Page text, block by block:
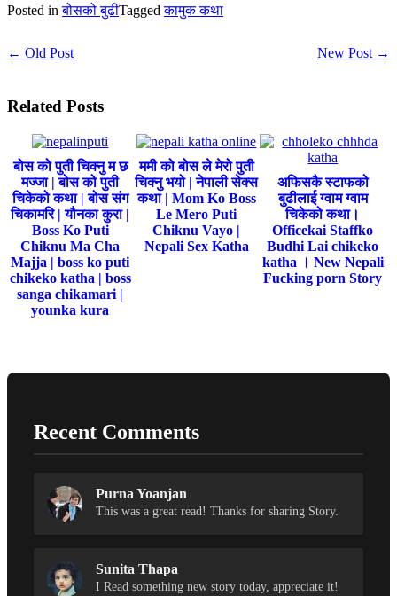
Posted inबोसको बुढीTaggedकामुक कथा
← Old Post New Post →
Related Posts
बोस को पुती चिक्नु म छ
मज्जा | बोस को पुती
चिकेको कथा | बोस संग
चिकामरि | यौनका कुरा |
Boss Ko Puti
Chiknu Ma Cha
Majja | boss ko puti
chikeko katha | boss
sanga chikamari |
younka kura
ममी को बोस ले मेरो पुती
चिक्नु भयो | नेपाली सेक्स
कथा | Mom Ko Boss
Le Mero Puti
Chiknu Vayo |
Nepali Sex Katha
अफिसकै स्टाफको
बुढीलाई ग्वाम ग्वाम
चिकेको कथा।
Officekai Staffko
Budhi Lai chikeko
katha । New Nepali
Fucking porn Story
Recent Comments
Purna Yoanjan
This was a great read! Thanks for sharing Story.
Sunita Thapa
I Read something new story today, appreciate it!